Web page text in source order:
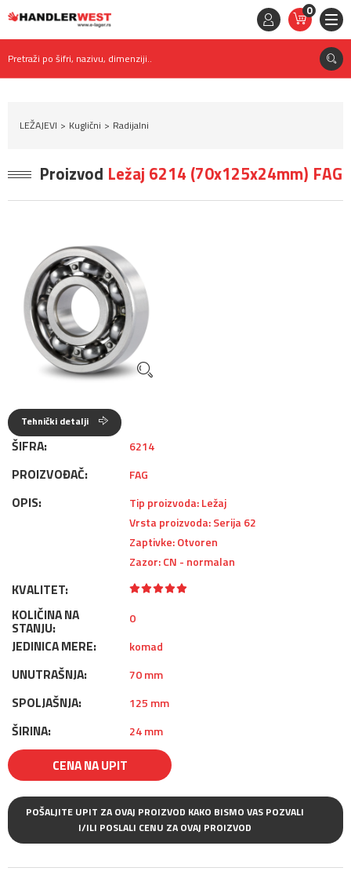
0
STAVKE
0,
RSD
Pretraži po šifri, nazivu, dimenziji..
LEŽAJEVI Kuglični Radijalni
Proizvod Ležaj 6214 (70x125x24mm) FAG
Tehnički detalji
ŠIFRA: 6214
PROIZVOĐAČ: FAG
OPIS:
Tip proizvoda: Ležaj
Vrsta proizvoda: Serija 62
Zaptivke: Otvoren
Zazor: CN - normalan
KVALITET:
KOLIČINA NA
STANJU:
0
JEDINICA MERE: komad
UNUTRAŠNJA: 70 mm
SPOLJAŠNJA: 125 mm
ŠIRINA: 24 mm
CENA NA UPIT
POŠALJITE UPIT ZA OVAJ PROIZVOD KAKO BISMO VAS POZVALI
I/ILI POSLALI CENU ZA OVAJ PROIZVOD